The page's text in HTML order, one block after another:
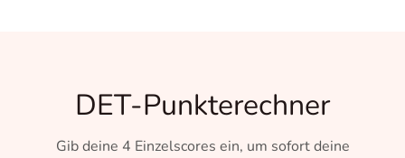
DET-Punkterechner
Gib deine 4 Einzelscores ein, um sofort deine